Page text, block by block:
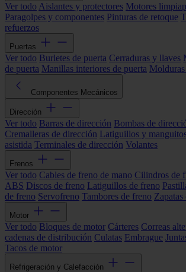
Ver todo Aislantes y protectores Motores
Paragolpes y componentes Pinturas de retoque
refuerzos
Puertas
Ver todo Burletes de puerta Cerraduras y llaves
de puerta Manillas interiores de puerta
Componentes Mecánicos
Dirección
Ver todo Barras de dirección Bombas de
Cremalleras de dirección Latiguillos y
asistida Terminales de dirección Volantes
Frenos
Ver todo Cables de freno de mano Cilindros de
ABS Discos de freno Latiguillos de freno
de freno Servofreno Tambores de freno Zapatas
Motor
Ver todo Bloques de motor Cárteres Correas
cadenas de distribución Culatas Embrague
Tacos de motor
Refrigeración y Calefacción